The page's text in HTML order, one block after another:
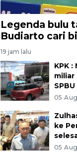
Legenda bulu
Budiarto cari
19 jam lalu
KPK :
miliar
SPBU
05
ke
05